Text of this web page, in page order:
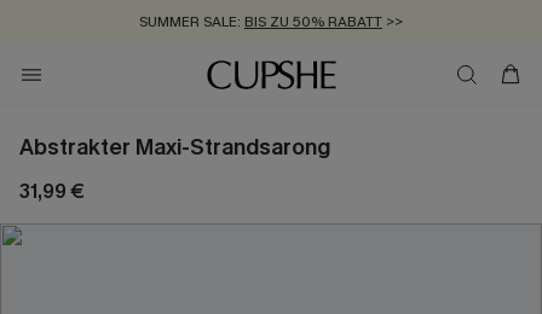
SUMMER SALE: BIS ZU 50% RABATT >>
ZUM NEWSLETTER:BIS ZU -20% EXTRA ERHALTEN
KOSTENLOSER VERSAND AB 89 €
Abstrakter Maxi-Strandsarong
31,99 €